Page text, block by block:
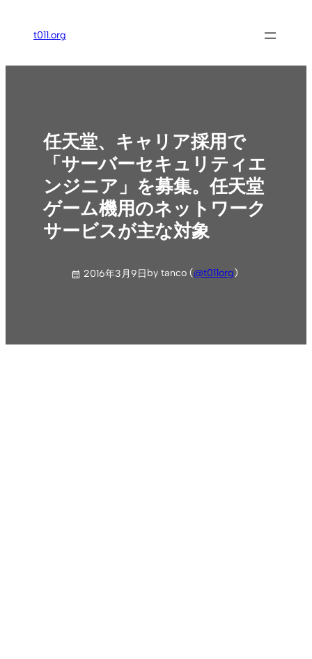
ス
t011.org
任天堂、キャリア採用で
「サーバーセキュリティエ
ンジニア」を募集。任天堂
ゲーム機用のネットワーク
サービスが主な対象
2016年3月9日by tanco (@t011org)